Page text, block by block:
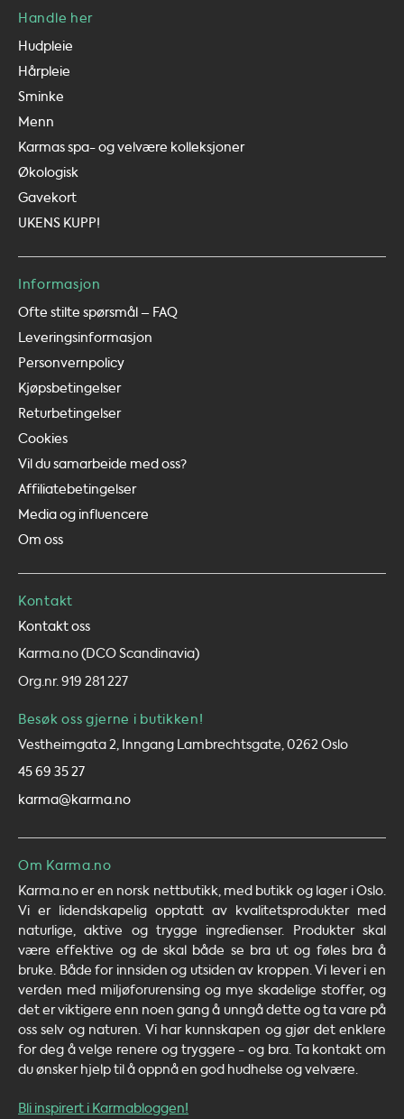
Handle her
Hudpleie
Hårpleie
Sminke
Menn
Karmas spa- og velvære kolleksjoner
Økologisk
Gavekort
UKENS KUPP!
Informasjon
Ofte stilte spørsmål – FAQ
Leveringsinformasjon
Personvernpolicy
Kjøpsbetingelser
Returbetingelser
Cookies
Vil du samarbeide med oss?
Affiliatebetingelser
Media og influencere
Om oss
Kontakt
Kontakt oss
Karma.no (DCO Scandinavia)
Org.nr. 919 281 227
Besøk oss gjerne i butikken!
Vestheimgata 2, Inngang Lambrechtsgate, 0262 Oslo
45 69 35 27
karma@karma.no
Om Karma.no
Karma.no er en norsk nettbutikk, med butikk og lager i Oslo.
Vi er lidendskapelig opptatt av kvalitetsprodukter med
naturlige, aktive og trygge ingredienser. Produkter skal
være effektive og de skal både se bra ut og føles bra å
bruke. Både for innsiden og utsiden av kroppen. Vi lever i en
verden med miljøforurensing og mye skadelige stoffer, og
det er viktigere enn noen gang å unngå dette og ta vare på
oss selv og naturen. Vi har kunnskapen og gjør det enklere
for deg å velge renere og tryggere - og bra. Ta kontakt om
du ønsker hjelp til å oppnå en god hudhelse og velvære.
Bli inspirert i Karmabloggen!